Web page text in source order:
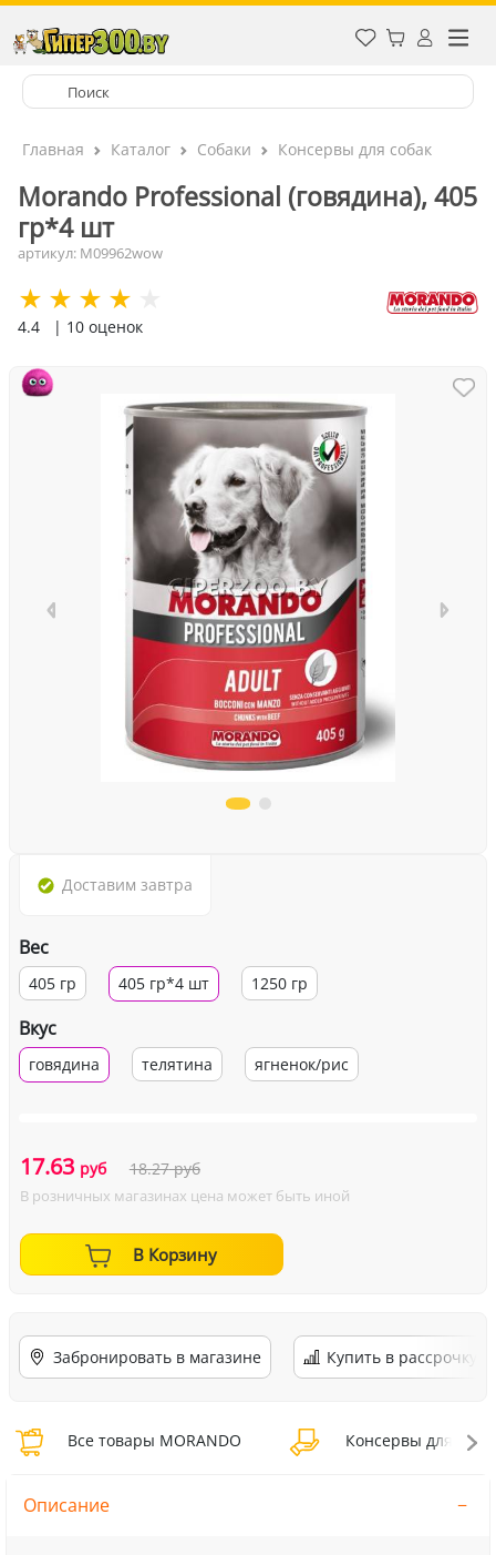
Главная Каталог Собаки Консервы для собак
Morando Professional (говядина), 405
гр*4 шт
артикул: M09962wow
4.4 | 10 оценок
Доставим завтра
Вес
405 гр 405 гр*4 шт 1250 гр
Вкус
говядина телятина ягненок/рис
17.63 руб 18.27руб
В розничных магазинах цена может быть иной
В Корзину
Забронировать в магазине Купить в рассрочку
Все товары MORANDO Консервы для
Описание